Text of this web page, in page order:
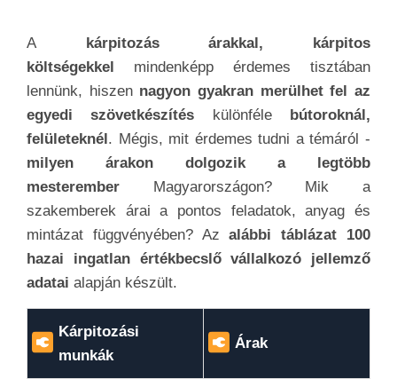
A kárpitozás árakkal, kárpitos
költségekkel mindenképp érdemes tisztában
lennünk, hiszen nagyon gyakran merülhet fel az
egyedi szövetkészítés különféle bútoroknál,
felületeknél. Mégis, mit érdemes tudni a témáról -
milyen árakon dolgozik a legtöbb
mesterember Magyarországon? Mik a
szakemberek árai a pontos feladatok, anyag és
mintázat függvényében? Azalábbi táblázat 100
hazai ingatlan értékbecslő vállalkozó jellemző
adatai alapján készült.
Kárpitozási
munkák
Árak